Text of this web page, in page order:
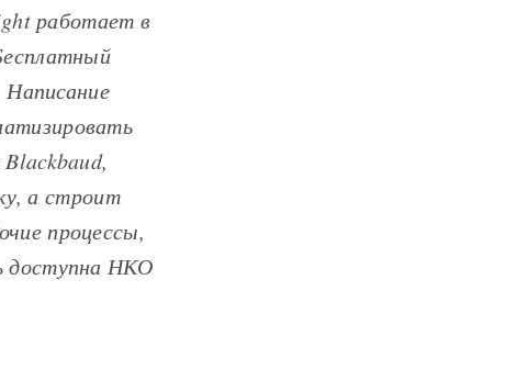
работает в
а строит
процессы,
доступна НКО